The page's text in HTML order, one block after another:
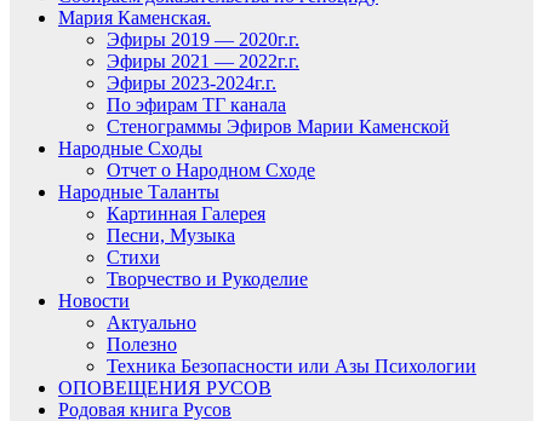
Мария Каменская.
Эфиры 2019 — 2020г.г.
Эфиры 2021 — 2022г.г.
Эфиры 2023-2024г.г.
По эфирам ТГ канала
Стенограммы Эфиров Марии Каменской
Народные Сходы
Отчет о Народном Сходе
Народные Таланты
Картинная Галерея
Песни, Музыка
Стихи
Творчество и Рукоделие
Новости
Актуально
Полезно
Техника Безопасности или Азы Психологии
ОПОВЕЩЕНИЯ РУСОВ
Родовая книга Русов